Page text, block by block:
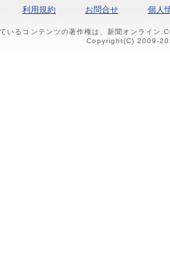
利用規約 お問合せ 個人
いるコンテンツの著作権は、新聞オンライン
Copyright(C) 2009-